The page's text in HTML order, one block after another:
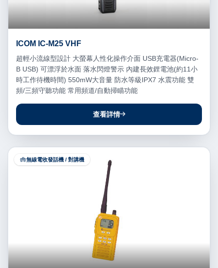
ICOM IC-M25 VHF
超輕小流線型設計 大螢幕人性化操作介面 USB充電器(Micro-
B USB) 可漂浮於水面 落水閃燈警示 內建長效鋰電池(約11小
時工作待機時間) 550mW大音量 防水等級IPX7 水震功能 雙
頻/三頻守聽功能 常用頻道/自動掃瞄功能
查看詳情
無線電收發話機 / 對講機